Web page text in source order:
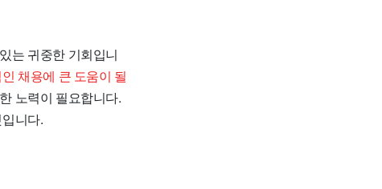
는 귀중한 기회입니
채용에 큰 도움이 될
노력이 필요합니다.
니다.